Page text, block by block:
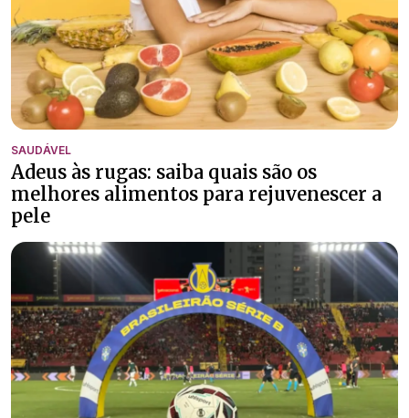
SAUDÁVEL
Adeus às rugas: saiba quais são os
melhores alimentos para rejuvenescer a
pele